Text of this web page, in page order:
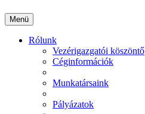
Menü
Rólunk
Vezérigazgatói köszöntő
Céginformációk
Munkatársaink
Pályázatok